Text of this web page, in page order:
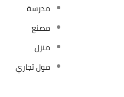
مدرسة
مصنع
منزل
مول تجاري